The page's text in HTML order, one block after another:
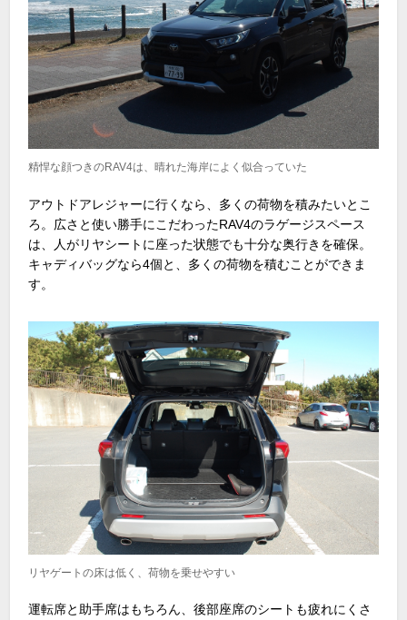
精悍な顔つきのRAV4は、晴れた海岸によく似合っていた
アウトドアレジャーに行くなら、多くの荷物を積みたいとこ
ろ。広さと使い勝手にこだわったRAV4のラゲージスペース
は、人がリヤシートに座った状態でも十分な奥行きを確保。
キャディバッグなら4個と、多くの荷物を積むことができま
す。
リヤゲートの床は低く、荷物を乗せやすい
運転席と助手席はもちろん、後部座席のシートも疲れにくさ